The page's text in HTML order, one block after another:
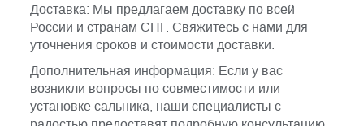
Доставка: Мы предлагаем доставку по всей
России и странам СНГ. Свяжитесь с нами для
уточнения сроков и стоимости доставки.
Дополнительная информация: Если у вас
возникли вопросы по совместимости или
установке сальника, наши специалисты с